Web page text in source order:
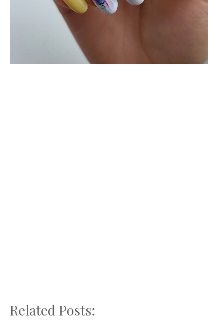
Related Posts: